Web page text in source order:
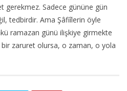
gerekmez. Sadece gününe gün
tedbirdir. Ama Şâfiîlerin öyle
ramazan günü ilişkiye girmekte
zaruret olursa, o zaman, o yola